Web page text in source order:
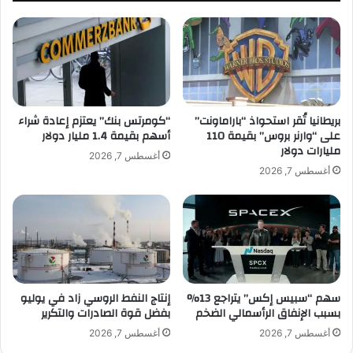
ي
ة
ف
ي
س
ا
ع
ا
"
أ
ي
ر
ب
و
د
"
ب
ر
ي
ي
و
ا
ه
أ
س
و
ع
اً
ح
ا
س
م
اً
و
بريطانيا تُقر استحواذ “باراماونت”
على “وارنر بروس” بقيمة 110
مليارات دولار
أغسطس 7, 2026
“كومرتس بنك” يعتزم إعادة شراء
أسهم بقيمة 1.4 مليار دولار
أغسطس 7, 2026
سهم “سبيس إكس” يتراجع 13%
بسبب الإنفاق الرأسمالي الضخم
أغسطس 7, 2026
إنتاج النفط الروسي زاد في يوليو
بفضل قوة الصادرات والتكرير
أغسطس 7, 2026